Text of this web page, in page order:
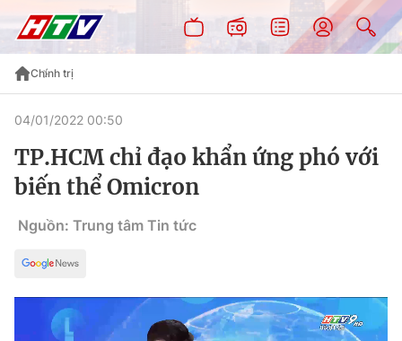
Chính trị
04/01/2022 00:50
TP.HCM chỉ đạo khẩn ứng phó với
biến thể Omicron
Nguồn: Trung tâm Tin tức